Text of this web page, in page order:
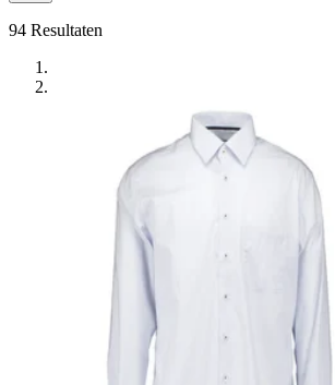
94 Resultaten